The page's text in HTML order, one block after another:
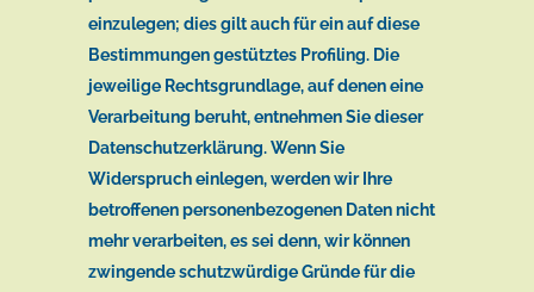
einzulegen; dies gilt auch für ein auf diese
Bestimmungen gestütztes Profiling. Die
jeweilige Rechtsgrundlage, auf denen eine
Verarbeitung beruht, entnehmen Sie dieser
Datenschutzerklärung. Wenn Sie
Widerspruch einlegen, werden wir Ihre
betroffenen personenbezogenen Daten nicht
mehr verarbeiten, es sei denn, wir können
zwingende schutzwürdige Gründe für die